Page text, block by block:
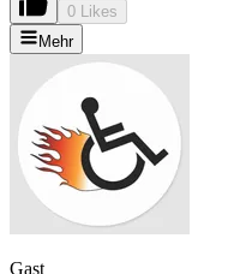
0 Likes
Mehr
Gast